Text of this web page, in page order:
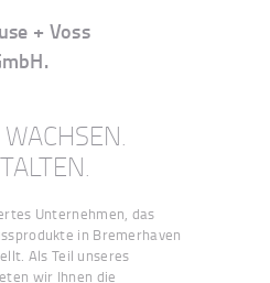
+ Voss
Unternehmen, das
in Bremerhaven
Als Teil unseres
wir Ihnen die